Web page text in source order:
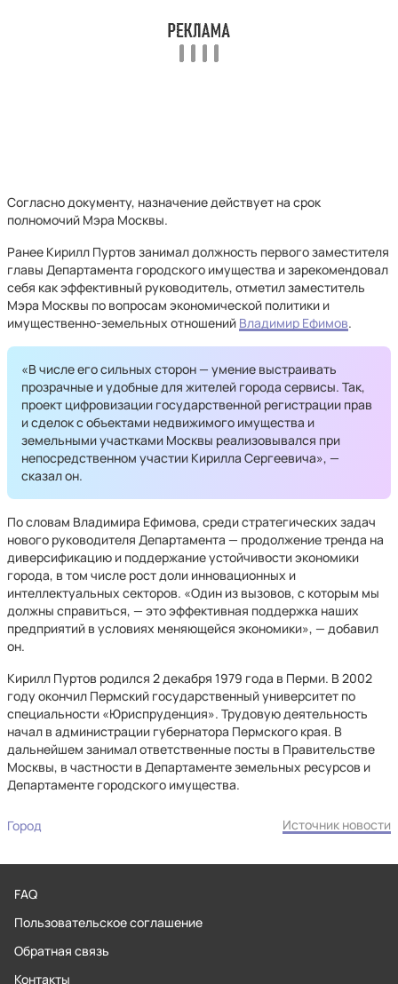
Согласно документу, назначение действует на срок
полномочий Мэра Москвы.
Ранее Кирилл Пуртов занимал должность первого заместителя
главы Департамента городского имущества и зарекомендовал
себя как эффективный руководитель, отметил заместитель
Мэра Москвы по вопросам экономической политики и
имущественно-земельных отношений Владимир Ефимов.
«В числе его сильных сторон — умение выстраивать
прозрачные и удобные для жителей города сервисы. Так,
проект цифровизации государственной регистрации прав
и сделок с объектами недвижимого имущества и
земельными участками Москвы реализовывался при
непосредственном участии Кирилла Сергеевича», —
сказал он.
По словам Владимира Ефимова, среди стратегических задач
нового руководителя Департамента — продолжение тренда на
диверсификацию и поддержание устойчивости экономики
города, в том числе рост доли инновационных и
интеллектуальных секторов. «Один из вызовов, с которым мы
должны справиться, — это эффективная поддержка наших
предприятий в условиях меняющейся экономики», — добавил
он.
Кирилл Пуртов родился 2 декабря 1979 года в Перми. В 2002
году окончил Пермский государственный университет по
специальности «Юриспруденция». Трудовую деятельность
начал в администрации губернатора Пермского края. В
дальнейшем занимал ответственные посты в Правительстве
Москвы, в частности в Департаменте земельных ресурсов и
Департаменте городского имущества.
Город Источник новости
FAQ
Пользовательское соглашение
Обратная связь
Контакты